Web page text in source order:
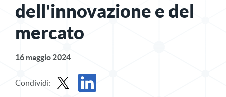
dell'innovazione e del
mercato
16 maggio 2024
Condividi: